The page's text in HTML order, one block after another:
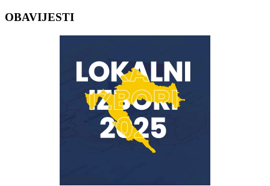
OBAVIJESTI